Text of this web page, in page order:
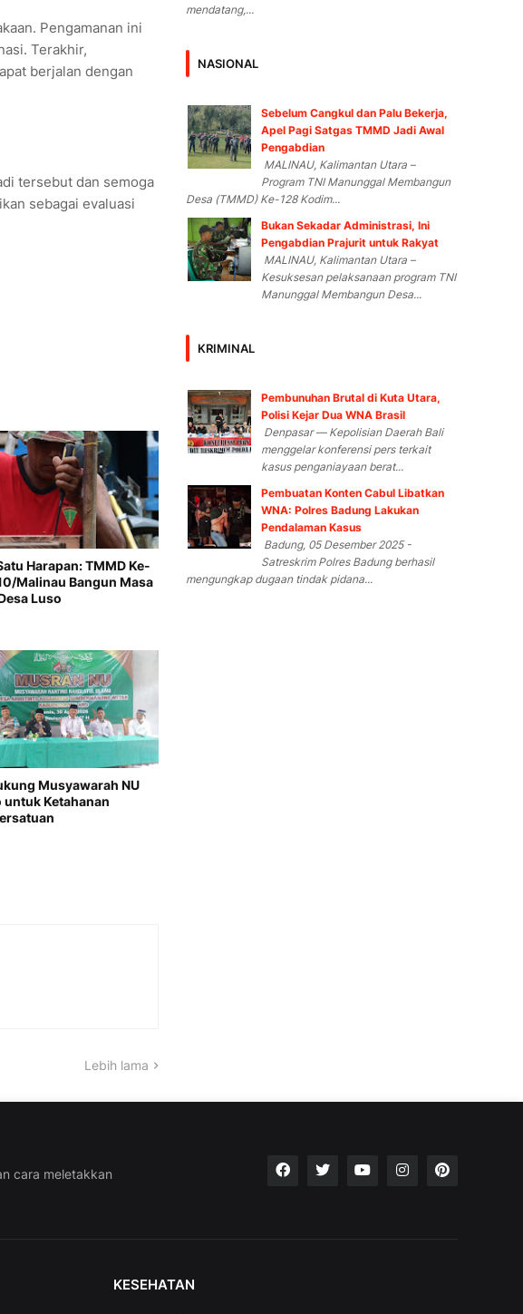
Pengamanan ini
Terakhir,
berjalan dengan
tersebut dan semoga
sebagai evaluasi
Harapan: TMMD Ke-
Malinau Bangun Masa
Luso
Musyawarah NU
Ketahanan
Lebih lama
mendatang,...
NASIONAL
Sebelum Cangkul dan Palu Bekerja,
Apel Pagi Satgas TMMD Jadi Awal
Pengabdian
MALINAU, Kalimantan Utara –
Program TNI Manunggal Membangun
Desa (TMMD) Ke-128 Kodim...
Bukan Sekadar Administrasi, Ini
Pengabdian Prajurit untuk Rakyat
MALINAU, Kalimantan Utara –
Kesuksesan pelaksanaan program TNI
Manunggal Membangun Desa...
KRIMINAL
Pembunuhan Brutal di Kuta Utara,
Polisi Kejar Dua WNA Brasil
Denpasar — Kepolisian Daerah Bali
menggelar konferensi pers terkait
kasus penganiayaan berat...
Pembuatan Konten Cabul Libatkan
WNA: Polres Badung Lakukan
Pendalaman Kasus
Badung, 05 Desember 2025 -
Satreskrim Polres Badung berhasil
mengungkap dugaan tindak pidana...
cara meletakkan
KESEHATAN